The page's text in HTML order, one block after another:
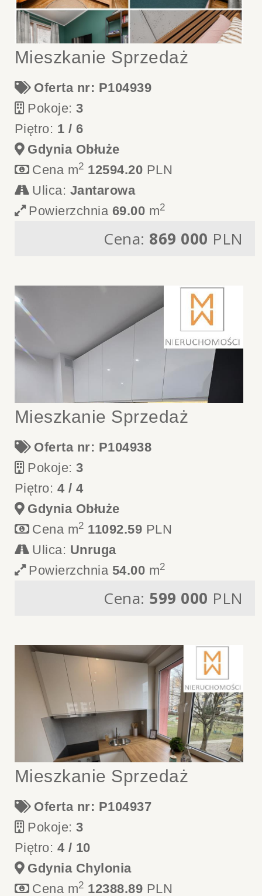
Mieszkanie Sprzedaż
Oferta nr: P104939
Pokoje:3
Piętro: 1 / 6
Gdynia Obłuże
Cena m2 12594.20 PLN
Ulica: Jantarowa
Powierzchnia 69.00 m2
Cena: 869 000 PLN
Mieszkanie Sprzedaż
Oferta nr: P104938
Pokoje:3
Piętro: 4 / 4
Gdynia Obłuże
Cena m2 11092.59 PLN
Ulica: Unruga
Powierzchnia 54.00 m2
Cena: 599 000 PLN
Mieszkanie Sprzedaż
Oferta nr: P104937
Pokoje:3
Piętro: 4 / 10
Gdynia Chylonia
Cena m2 12388.89 PLN